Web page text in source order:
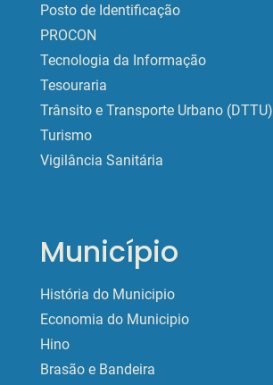
Posto de Identificação
PROCON
Tecnologia da Informação
Tesouraria
Trânsito e Transporte Urbano (DTTU)
Turismo
Vigilância Sanitária
Município
História do Municipio
Economia do Municipio
Hino
Brasão e Bandeira